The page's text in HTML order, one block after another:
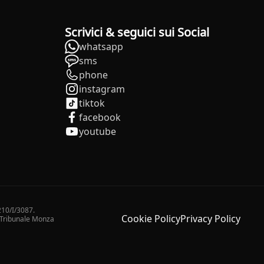
Scrivici & seguici sui Social
whatsapp
sms
phone
instagram
tiktok
facebook
youtube
I/3087.
Monza
Cookie PolicyPrivacy Policy